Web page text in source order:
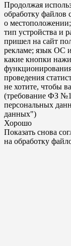
Продолжая
обработку файлов
о
тип устройства и
пришел на сайт
рекламе; язык ОС
какие кнопки
функционирования
проведения
не хотите, чтобы
(требование ФЗ
персональных
данных")
Хорошо
Показать снова
на обработку